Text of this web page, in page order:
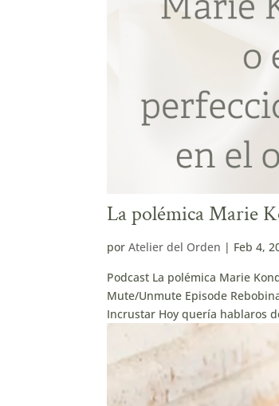
La polémica Marie
porAtelier del Orden | Feb 4,
Podcast La polémica Marie
Mute/Unmute Episode
Incrustar Hoy quería hablaros